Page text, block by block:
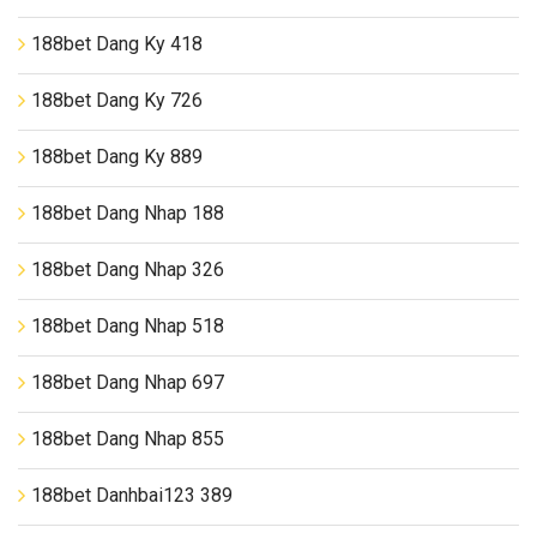
188bet Dang Ky 418
188bet Dang Ky 726
188bet Dang Ky 889
188bet Dang Nhap 188
188bet Dang Nhap 326
188bet Dang Nhap 518
188bet Dang Nhap 697
188bet Dang Nhap 855
188bet Danhbai123 389